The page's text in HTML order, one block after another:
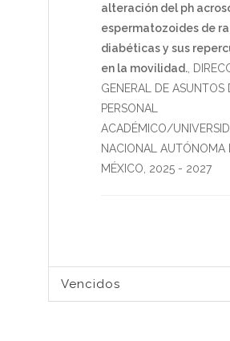
alteración del ph
espermatozoides de
diabéticas y sus
en la movilidad.
GENERAL DE ASUNTOS
PERSONAL
ACADÉMICO/
NACIONAL AUTÓNOMA
MÉXICO 2025 - 2027
Vencidos